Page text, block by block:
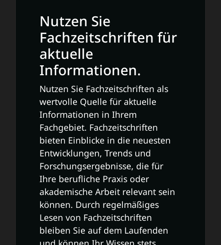
Nutzen Sie
Fachzeitschriften für
aktuelle
Informationen.
Nutzen Sie Fachzeitschriften als
wertvolle Quelle für aktuelle
Informationen in Ihrem
Fachgebiet. Fachzeitschriften
bieten Einblicke in die neuesten
Entwicklungen, Trends und
Forschungsergebnisse, die für
Ihre berufliche Praxis oder
akademische Arbeit relevant sein
können. Durch regelmäßiges
Lesen von Fachzeitschriften
bleiben Sie auf dem Laufenden